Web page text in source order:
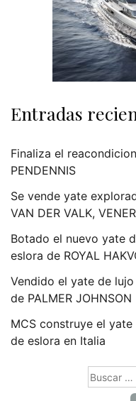
Entradas
Finaliza el
PENDENNIS
Se vende yate
VAN DER VALK,
Botado el nuevo yate
eslora de ROYAL
Vendido el yate de
de PALMER JOHNSON
MCS construye el
de eslora en Italia